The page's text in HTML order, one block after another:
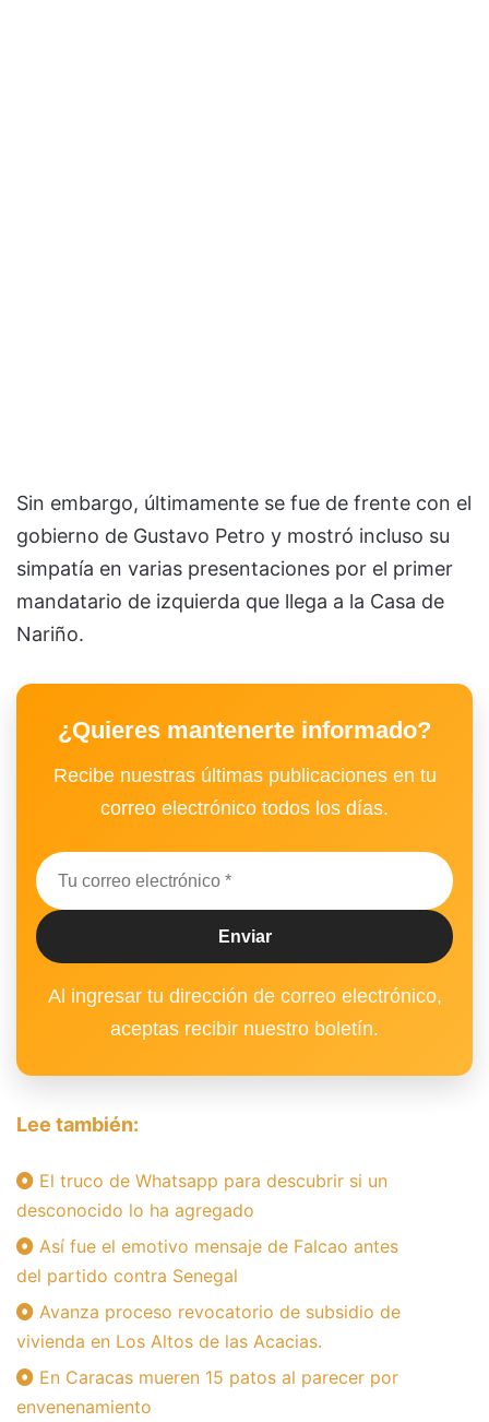
Sin embargo, últimamente se fue de frente con el
gobierno de Gustavo Petro y mostró incluso su
simpatía en varias presentaciones por el primer
mandatario de izquierda que llega a la Casa de
Nariño.
¿Quieres mantenerte informado?
Recibe nuestras últimas publicaciones en tu
correo electrónico todos los días.
Al ingresar tu dirección de correo electrónico,
aceptas recibir nuestro boletín.
Lee también:
El truco de Whatsapp para descubrir si un
desconocido lo ha agregado
Así fue el emotivo mensaje de Falcao antes
del partido contra Senegal
Avanza proceso revocatorio de subsidio de
vivienda en Los Altos de las Acacias.
En Caracas mueren 15 patos al parecer por
envenenamiento